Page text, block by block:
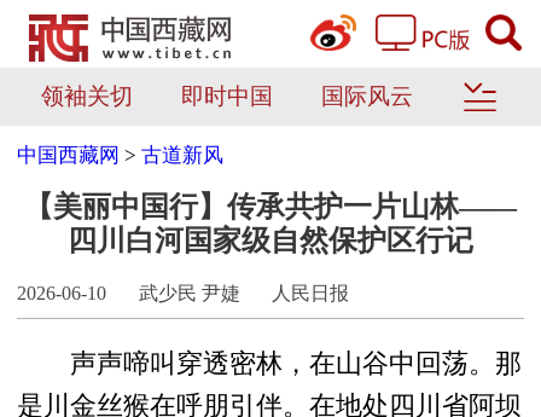
领袖关切 即时中国 国际风云
中国西藏网 >古道新风
【美丽中国行】传承共护一片山林——
四川白河国家级自然保护区行记
2026-06-10 武少民 尹婕 人民日报
声声啼叫穿透密林，在山谷中回荡。那
是川金丝猴在呼朋引伴。在地处四川省阿坝